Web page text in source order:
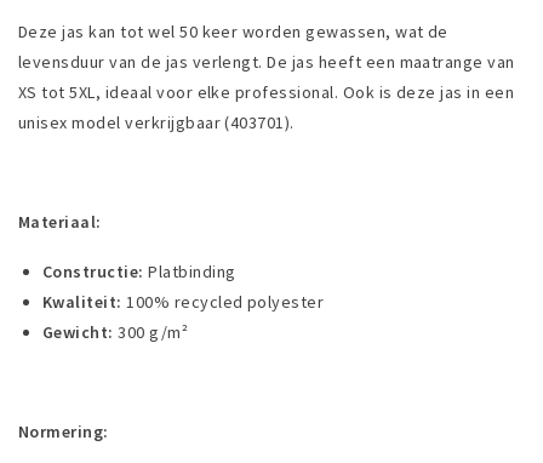
Deze jas kan tot wel 50 keer worden gewassen, wat de
levensduur van de jas verlengt. De jas heeft een maatrange van
XS tot 5XL, ideaal voor elke professional. Ook is deze jas in een
unisex model verkrijgbaar (403701).
Materiaal:
Constructie: Platbinding
Kwaliteit: 100% recycled polyester
Gewicht: 300 g/m²
Normering: